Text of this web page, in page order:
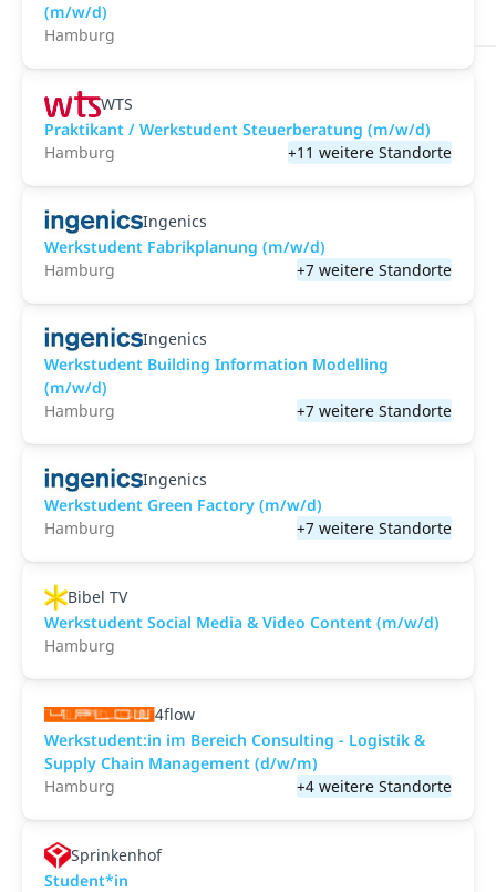
(m/w/d)
Hamburg
WTS
Praktikant / Werkstudent Steuerberatung (m/w/d)
Hamburg
+11 weitere Standorte
Ingenics
Werkstudent Fabrikplanung (m/w/d)
Hamburg
+7 weitere Standorte
Ingenics
Werkstudent Building Information Modelling
(m/w/d)
Hamburg
+7 weitere Standorte
Ingenics
Werkstudent Green Factory (m/w/d)
Hamburg
+7 weitere Standorte
Bibel TV
Werkstudent Social Media & Video Content (m/w/d)
Hamburg
4flow
Werkstudent:in im Bereich Consulting - Logistik &
Supply Chain Management (d/w/m)
Hamburg
+4 weitere Standorte
Sprinkenhof
Student*in